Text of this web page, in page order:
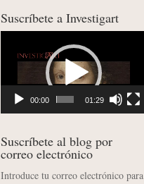
Suscríbete a Investigart
00:00 01:29
Suscríbete al blog por
correo electrónico
Introduce tu correo electrónico para